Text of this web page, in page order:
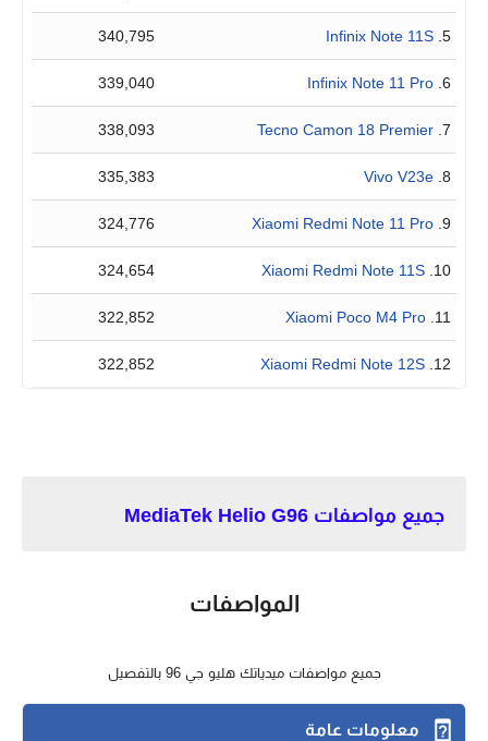
5.
Infinix Note 11S
340,795
6.
Infinix Note 11 Pro
339,040
7.
Tecno Camon 18 Premier
338,093
8.
Vivo V23e
335,383
9.
Xiaomi Redmi Note 11 Pro
324,776
10.
Xiaomi Redmi Note 11S
324,654
11.
Xiaomi Poco M4 Pro
322,852
12.
Xiaomi Redmi Note 12S
322,852
جميع مواصفات MediaTek Helio G96
المواصفات
جميع مواصفات ميدياتك هليو جي 96 بالتفصيل
معلومات عامة